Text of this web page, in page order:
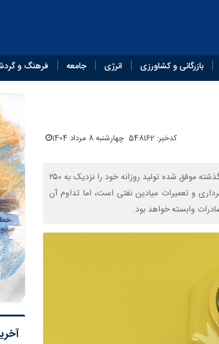
بازرگانی و کشاورزی انرژی جامعه فرهنگ و
کدخبر: 548162 چهارشنبه 8 مرداد 1404
در پی اجرای طرح ضربتی افزایش تولید نفت خام، شرکت ملی نفت ایران طی یک سال گذشته موفق شده تولید روزانه خود را نزدیک به ۲۵۰
و تعمیرات میادین نفتی است، اما تداوم آن
وابسته خواهد بود.